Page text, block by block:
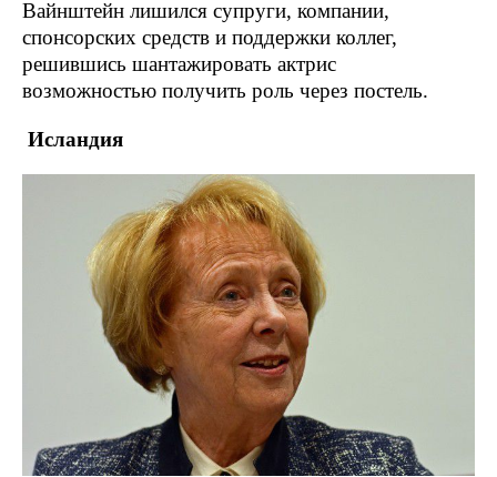
Вайнштейн лишился супруги, компании,
спонсорских средств и поддержки коллег,
решившись шантажировать актрис
возможностью получить роль через постель.
Исландия